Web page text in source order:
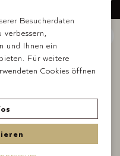
Besucherdaten
und Ihnen ein
Für weitere
Cookies öffnen